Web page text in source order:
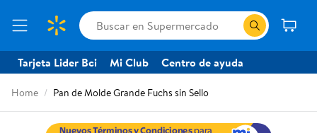
Tarjeta Lider Bci Mi Club Centro de ayuda
Home Pan de Molde Grande Fuchs sin Sello